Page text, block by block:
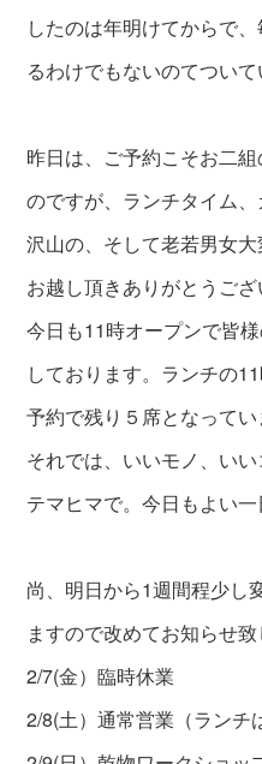
したのは年明けてからで
るわけでもないのてついて
昨日は、ご予約こそお二
のですが、 ランチタイム
沢山の、そして老若男女
お越し頂きありがとうござ
今日も11時オープンで皆
しております。 ランチの
予約で残り５席となってい
それでは、いいモノ、い
テマヒマで。今日もよい一
尚、明日から1週間程少し
ますので改めてお知らせ致
2/7(金）臨時休業
2/8(土）通常営業（ランチ